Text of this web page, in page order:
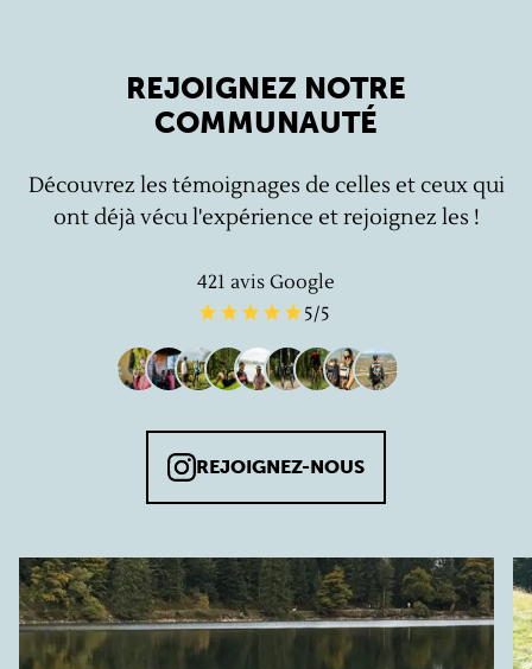
REJOIGNEZ NOTRE
COMMUNAUTÉ
Découvrez les témoignages de celles et ceux qui
ont déjà vécu l'expérience et rejoignez les !
421 avis Google
5/5
REJOIGNEZ-NOUS